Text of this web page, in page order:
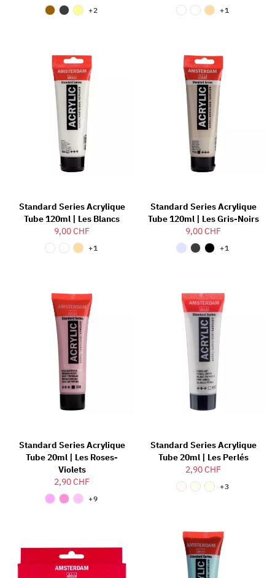
+2 +1
Standard Series Acrylique
Tube 120ml | Les Blancs
9,00 CHF
+1
Standard Series Acrylique
Tube 120ml | Les Gris-Noirs
9,00 CHF
+1
Standard Series Acrylique
Tube 20ml | Les Roses-
Violets
2,90 CHF
+9
Standard Series Acrylique
Tube 20ml | Les Perlés
2,90 CHF
+3